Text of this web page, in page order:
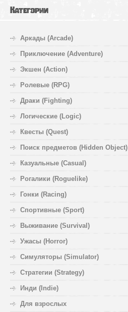
Категории
Аркады (Arcade)
Приключение (Adventure)
Экшен (Action)
Ролевые (RPG)
Драки (Fighting)
Логические (Logic)
Квесты (Quest)
Поиск предметов (Hidden Object)
Казуальные (Casual)
Рогалики (Roguelike)
Гонки (Racing)
Спортивные (Sport)
Выживание (Survival)
Ужасы (Horror)
Симуляторы (Simulator)
Стратегии (Strategy)
Инди (Indie)
Для взрослых